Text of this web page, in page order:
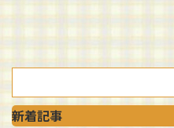
新着記事